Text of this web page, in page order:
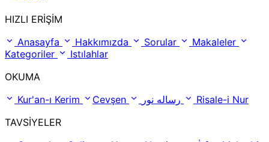
HIZLI ERİŞİM
Anasayfa
Hakkımızda Sorular
Makaleler
Kategoriler
Istılahlar
OKUMA
Kur'an-ı Kerim
Cevşen
Risale-i Nur
TAVSİYELER